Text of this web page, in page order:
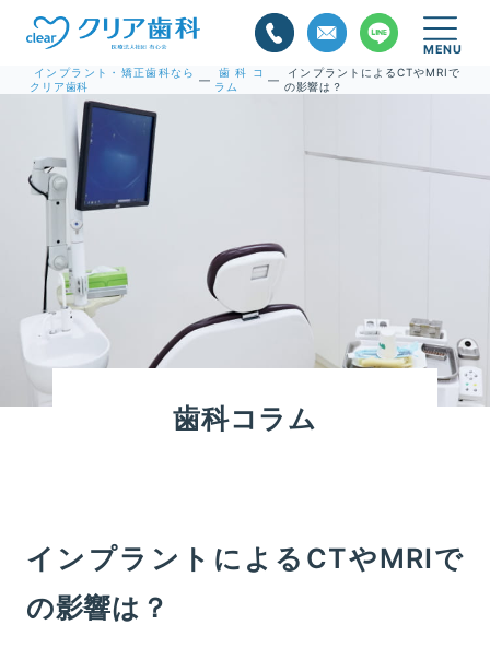
インプラント・矯正歯科なら
クリア歯科
—
歯科コ
ラム
—
インプラントによるCTやMRIで
の影響は？
歯科コラム
インプラントによるCTやMRIで
の影響は？